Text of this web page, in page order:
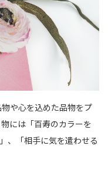
や心を込めた品物をプ
には「百寿のカラーを
、「相手に気を遣わせる